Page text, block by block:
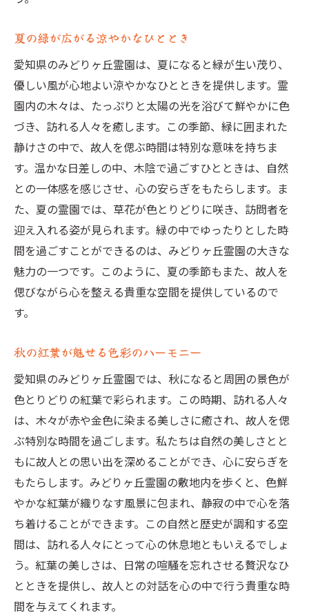
とき
桜の花びら舞う春の訪れ
紅葉が織りなす秋のパレット
自然美に包まれる静寂の時間
季節の移ろいを感じる贅沢
心を開放するための静かな場所
自然の音が心を癒す瞬間
みどりヶ丘霊園で歴史と自然が交差する特別な
体験
歴史が刻まれた霊園の歩み
古き良き時代と現代の融合
自然と歴史が紡ぐ物語
歴史ある場所で過ごす心の休息
過去と現在をつなぐ霊園の魅力
故人を偲ぶ時間にぴったりのみどりヶ丘霊園の
特長
心落ち着く静寂の中で
自然に囲まれた思い出の場所
故人を偲ぶための最適な環境
心に残る追憶のひととき
自然と共に過ごす慰霊の時間
訪れるたびに新たな発見がある霊園
自然の美しさに包まれたみどりヶ丘霊園の四季
の魅力
夏の緑が広がる涼やかなひととき
愛知県のみどりヶ丘霊園は、夏になると緑が生い茂り、
優しい風が心地よい涼やかなひとときを提供します。霊
園内の木々は、たっぷりと太陽の光を浴びて鮮やかに色
づき、訪れる人々を癒します。この季節、緑に囲まれた
静けさの中で、故人を偲ぶ時間は特別な意味を持ちま
す。温かな日差しの中、木陰で過ごすひとときは、自然
との一体感を感じさせ、心の安らぎをもたらします。ま
た、夏の霊園では、草花が色とりどりに咲き、訪問者を
迎え入れる姿が見られます。緑の中でゆったりとした時
間を過ごすことができるのは、みどりヶ丘霊園の大きな
魅力の一つです。このように、夏の季節もまた、故人を
偲びながら心を整える貴重な空間を提供しているので
す。
秋の紅葉が魅せる色彩のハーモニー
愛知県のみどりヶ丘霊園では、秋になると周囲の景色が
色とりどりの紅葉で彩られます。この時期、訪れる人々
は、木々が赤や金色に染まる美しさに癒され、故人を偲
ぶ特別な時間を過ごします。私たちは自然の美しさとと
もに故人との思い出を深めることができ、心に安らぎを
もたらします。みどりヶ丘霊園の敷地内を歩くと、色鮮
やかな紅葉が織りなす風景に包まれ、静寂の中で心を落
ち着けることができます。この自然と歴史が調和する空
間は、訪れる人々にとって心の休息地ともいえるでしょ
う。紅葉の美しさは、日常の喧騒を忘れさせる贅沢なひ
とときを提供し、故人との対話を心の中で行う貴重な時
間を与えてくれます。